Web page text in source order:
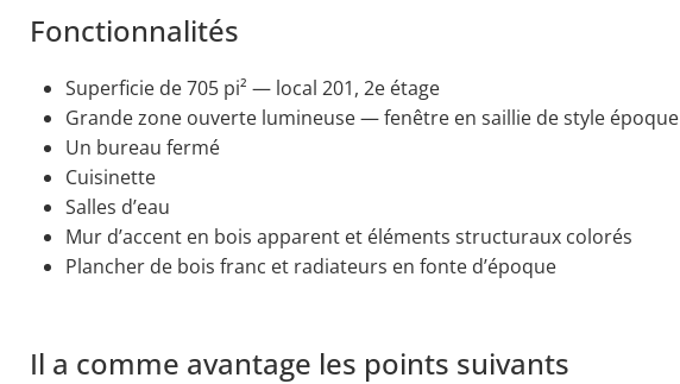
Fonctionnalités
Superficie de 705 pi² — local 201, 2e étage
Grande zone ouverte lumineuse — fenêtre en saillie de style époque
Un bureau fermé
Cuisinette
Salles d’eau
Mur d’accent en bois apparent et éléments structuraux colorés
Plancher de bois franc et radiateurs en fonte d’époque
Il a comme avantage les points suivants